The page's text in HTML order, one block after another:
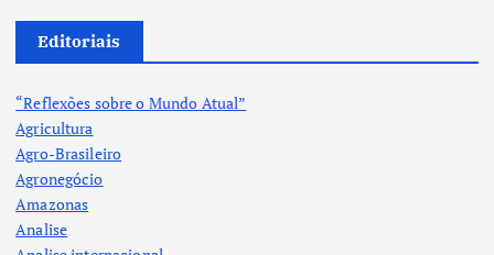
Editoriais
“Reflexões sobre o Mundo Atual”
Agricultura
Agro-Brasileiro
Agronegócio
Amazonas
Analise